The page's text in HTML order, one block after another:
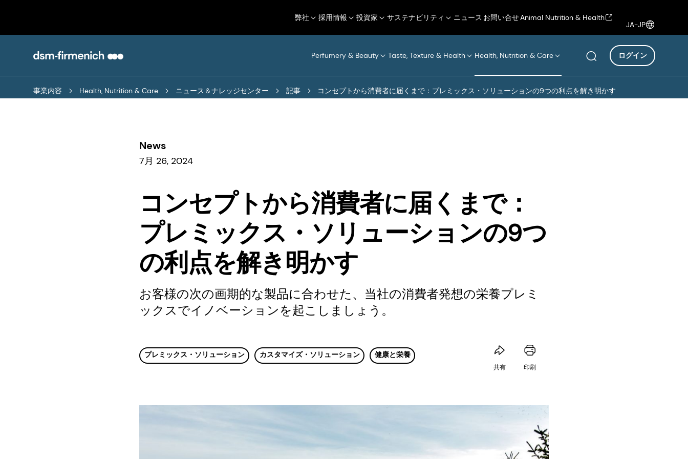
弊社 採用情報 投資家 サステナビリティ ニュース お問い合せAnimal Nutrition & Health
JA-JP
Perfumery & Beauty Taste, Texture & Health Health, Nutrition & Care ログイン
事業内容 Health, Nutrition & Care ニュース＆ナレッジセンター 記事 コンセプトから消費者に届くまで：プレミックス・ソリューションの9つの利点を解き明かす
News
7月 26, 2024
コンセプトから消費者に届くまで：
プレミックス・ソリューションの9つ
の利点を解き明かす
お客様の次の画期的な製品に合わせた、当社の消費者発想の栄養プレミ
ックスでイノベーションを起こしましょう。
プレミックス・ソリューション カスタマイズ・ソリューション 健康と栄養
共有 印刷